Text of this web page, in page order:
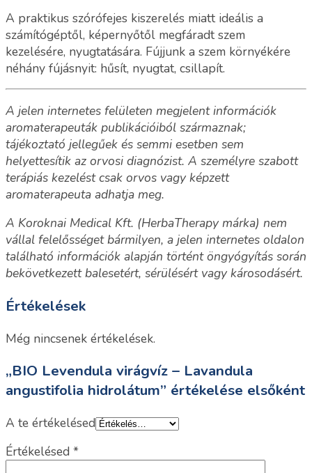
A praktikus szórófejes kiszerelés miatt ideális a
számítógéptől, képernyőtől megfáradt szem
kezelésére, nyugtatására. Fújjunk a szem környékére
néhány fújásnyit: hűsít, nyugtat, csillapít.
A jelen internetes felületen megjelent információk
aromaterapeuták publikációiból származnak;
tájékoztató jellegűek és semmi esetben sem
helyettesítik az orvosi diagnózist. A személyre szabott
terápiás kezelést csak orvos vagy képzett
aromaterapeuta adhatja meg.
A Koroknai Medical Kft. (HerbaTherapy márka) nem
vállal felelősséget bármilyen, a jelen internetes oldalon
található információk alapján történt öngyógyítás során
bekövetkezett balesetért, sérülésért vagy károsodásért.
Értékelések
Még nincsenek értékelések.
„BIO Levendula virágvíz – Lavandula
angustifolia hidrolátum” értékelése elsőként
A te értékelésed
Értékelésed *